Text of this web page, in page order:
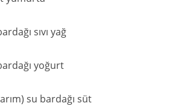
sıvı yağ
yoğurt
su bardağı süt